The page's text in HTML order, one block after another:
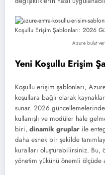
Azure bulut
Yeni Koşullu Erişim
Koşullu erişim şablonları,
koşullara bağlı olarak
sunar. 2026
kullanışlı ve modüler hale
biri, dinamik gruplar ile
daha esnek bir şekilde
kuralları oluşturabilirsiniz. Bu,
yönetim yükünü önemli ölçüde